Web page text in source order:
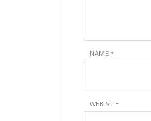
NAME *
WEB SITE